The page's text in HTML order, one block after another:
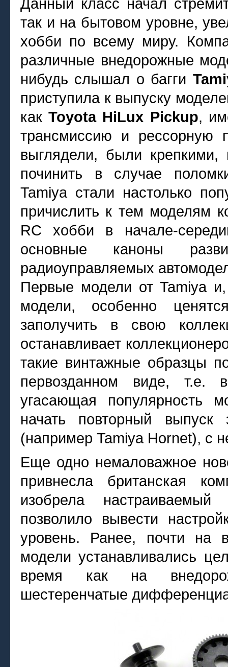
Данный класс начал
так и на бытовом уровне,
хобби по всему миру.
различные внедорожные
нибудь слышал о багги
приступила к выпуску
как Toyota HiLux Pickup,
трансмиссию и рессорную
выглядели, были
починить в случае
Tamiya стали настолько
причислить к тем моделям
RC хобби в начале-
основные каноны
радиоуправляемых
Первые модели от Tamiya
модели, особенно
заполучить в свою
останавливает
такие винтажные образцы
первозданном виде,
угасающая популярность
начать повторный
(например Tamiya Hornet), с
Еще одно немаловажное
привнесла британская
изобрела
позволило вывести
уровень. Ранее, почти на
модели устанавливались
время как на
шестеренчатые